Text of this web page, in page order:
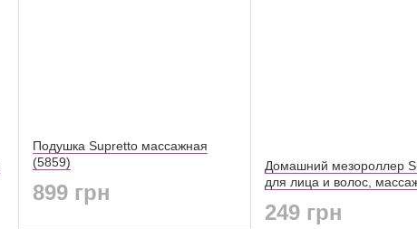
Подушка Supretto массажная
(5859)
899 грн
Домашний мезороллер
для лица и волос,
(5871)
249 грн